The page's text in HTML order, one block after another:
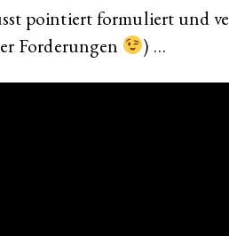
pointiert formuliert und
Forderungen
) …